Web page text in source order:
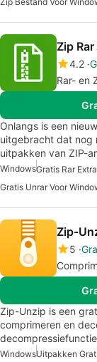
Zip
4.2
Rar- en
Onlangs is een
uitgebracht dat nog
uitpakken van ZIP-
WindowsGratis Rar
Gratis Unrar Voor
Zip-
5
Zip-Unzip is een
comprimeren en
WindowsUitpakken